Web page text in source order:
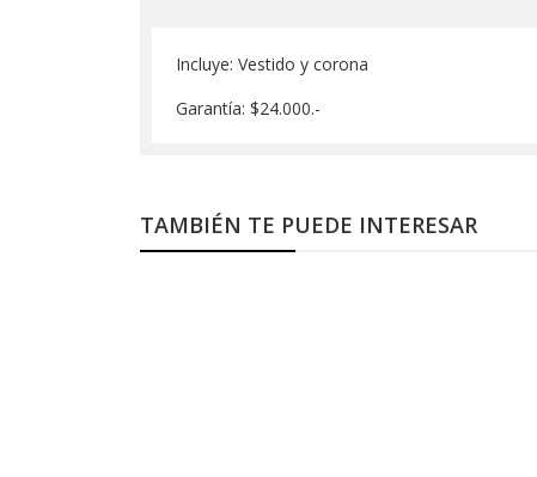
Incluye: Vestido y corona
Garantía: $24.000.-
TAMBIÉN TE PUEDE INTERESAR